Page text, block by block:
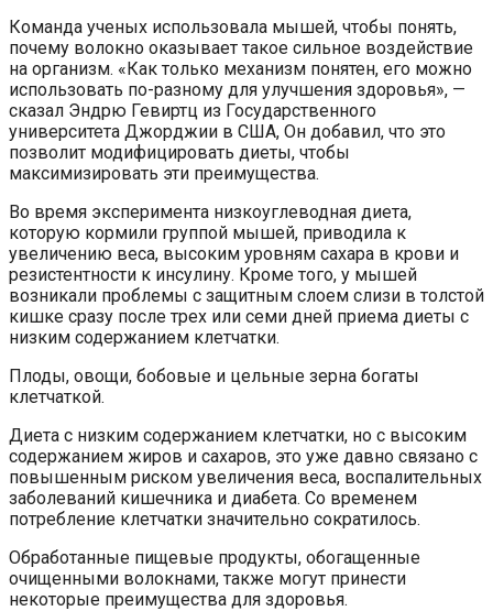
Команда ученых использовала мышей, чтобы понять,
почему волокно оказывает такое сильное воздействие
на организм. «Как только механизм понятен, его можно
использовать по-разному для улучшения здоровья», —
сказал Эндрю Гевиртц из Государственного
университета Джорджии в США, Он добавил, что это
позволит модифицировать диеты, чтобы
максимизировать эти преимущества.
Во время эксперимента низкоуглеводная диета,
которую кормили группой мышей, приводила к
увеличению веса, высоким уровням сахара в крови и
резистентности к инсулину. Кроме того, у мышей
возникали проблемы с защитным слоем слизи в толстой
кишке сразу после трех или семи дней приема диеты с
низким содержанием клетчатки.
Плоды, овощи, бобовые и цельные зерна богаты
клетчаткой.
Диета с низким содержанием клетчатки, но с высоким
содержанием жиров и сахаров, это уже давно связано с
повышенным риском увеличения веса, воспалительных
заболеваний кишечника и диабета. Со временем
потребление клетчатки значительно сократилось.
Обработанные пищевые продукты, обогащенные
очищенными волокнами, также могут принести
некоторые преимущества для здоровья.